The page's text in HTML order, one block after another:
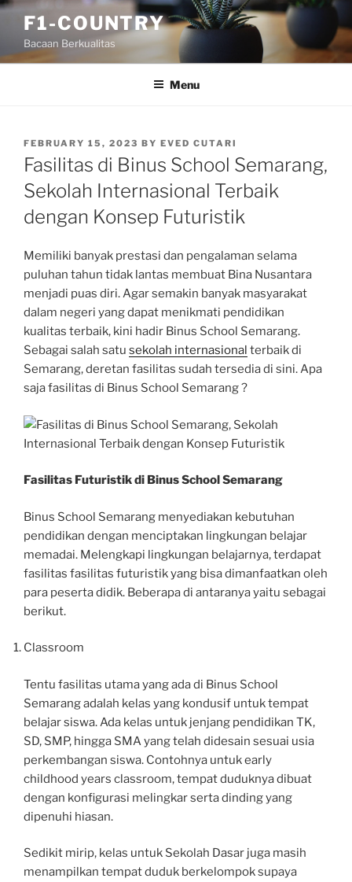
Skip
content
F1-COUNTRY
Bacaan Berkualitas
Menu
POSTED
ON
FEBRUARY 15, 2023 BY EVED CUTARI
Fasilitas di Binus School Semarang,
Sekolah Internasional Terbaik
dengan Konsep Futuristik
Memiliki banyak prestasi dan pengalaman selama
puluhan tahun tidak lantas membuat Bina Nusantara
menjadi puas diri. Agar semakin banyak masyarakat
dalam negeri yang dapat menikmati pendidikan
kualitas terbaik, kini hadir Binus School Semarang.
Sebagai salah satu sekolah internasional terbaik di
Semarang, deretan fasilitas sudah tersedia di sini. Apa
saja fasilitas di Binus School Semarang ?
Fasilitas Futuristik di Binus School Semarang
Binus School Semarang menyediakan kebutuhan
pendidikan dengan menciptakan lingkungan belajar
memadai. Melengkapi lingkungan belajarnya, terdapat
fasilitas fasilitas futuristik yang bisa dimanfaatkan oleh
para peserta didik. Beberapa di antaranya yaitu sebagai
berikut.
Classroom
Tentu fasilitas utama yang ada di Binus School
Semarang adalah kelas yang kondusif untuk tempat
belajar siswa. Ada kelas untuk jenjang pendidikan TK,
SD, SMP, hingga SMA yang telah didesain sesuai usia
perkembangan siswa. Contohnya untuk early
childhood years classroom, tempat duduknya dibuat
dengan konfigurasi melingkar serta dinding yang
dipenuhi hiasan.
Sedikit mirip, kelas untuk Sekolah Dasar juga masih
menampilkan tempat duduk berkelompok supaya